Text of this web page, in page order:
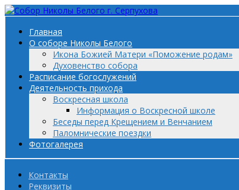
Главная
О соборе Николы Белого
Икона Божией Матери «Поможение родам»
Духовенство собора
Расписание богослужений
Деятельность прихода
Воскресная школа
Информация о Воскресной школе
Беседы перед Крещением и Венчанием
Паломнические поездки
Фотогалерея
Контакты
Реквизиты